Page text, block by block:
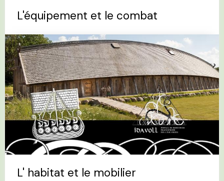
L'équipement et le combat
L' habitat et le mobilier